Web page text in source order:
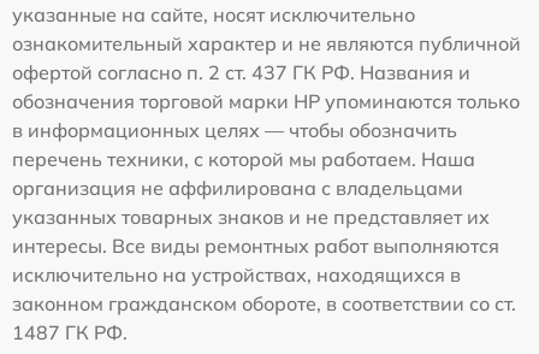
указанные на сайте, носят исключительно
ознакомительный характер и не являются публичной
офертой согласно п. 2 ст. 437 ГК РФ. Названия и
обозначения торговой марки HP упоминаются только
в информационных целях — чтобы обозначить
перечень техники, с которой мы работаем. Наша
организация не аффилирована с владельцами
указанных товарных знаков и не представляет их
интересы. Все виды ремонтных работ выполняются
исключительно на устройствах, находящихся в
законном гражданском обороте, в соответствии со ст.
1487 ГК РФ.